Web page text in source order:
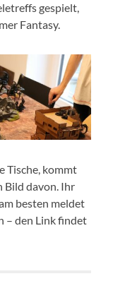
gespielt,
Fantasy.
Tische, kommt
Bild davon. Ihr
besten meldet
– den Link findet